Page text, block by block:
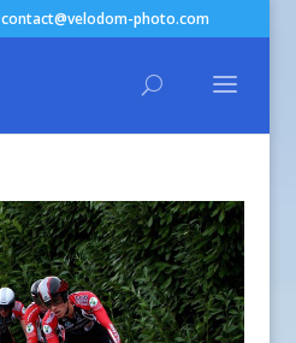
contact@velodom-photo.com